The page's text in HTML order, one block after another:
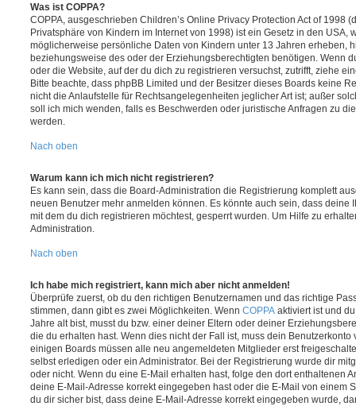
Was ist COPPA?
COPPA, ausgeschrieben Children’s Online Privacy Protection Act of 1998
Privatsphäre von Kindern im Internet von 1998) ist ein Gesetz in den USA,
möglicherweise persönliche Daten von Kindern unter 13 Jahren erheben,
beziehungsweise des oder der Erziehungsberechtigten benötigen. Wenn
oder die Website, auf der du dich zu registrieren versuchst, zutrifft, ziehe
Bitte beachte, dass phpBB Limited und der Besitzer dieses Boards keine
nicht die Anlaufstelle für Rechtsangelegenheiten jeglicher Art ist; außer
soll ich mich wenden, falls es Beschwerden oder juristische Anfragen zu
werden.
Nach oben
Warum kann ich mich nicht registrieren?
Es kann sein, dass die Board-Administration die Registrierung komplett
neuen Benutzer mehr anmelden können. Es könnte auch sein, dass deine
mit dem du dich registrieren möchtest, gesperrt wurden. Um Hilfe zu
Administration.
Nach oben
Ich habe mich registriert, kann mich aber nicht anmelden!
Überprüfe zuerst, ob du den richtigen Benutzernamen und das richtige
stimmen, dann gibt es zwei Möglichkeiten. Wenn COPPA aktiviert ist und
Jahre alt bist, musst du bzw. einer deiner Eltern oder deiner
die du erhalten hast. Wenn dies nicht der Fall ist, muss dein
einigen Boards müssen alle neu angemeldeten Mitglieder erst
selbst erledigen oder ein Administrator. Bei der Registrierung wurde dir
oder nicht. Wenn du eine E-Mail erhalten hast, folge den dort enthaltenen
deine E-Mail-Adresse korrekt eingegeben hast oder die E-Mail von einem
du dir sicher bist, dass deine E-Mail-Adresse korrekt eingegeben wurde,